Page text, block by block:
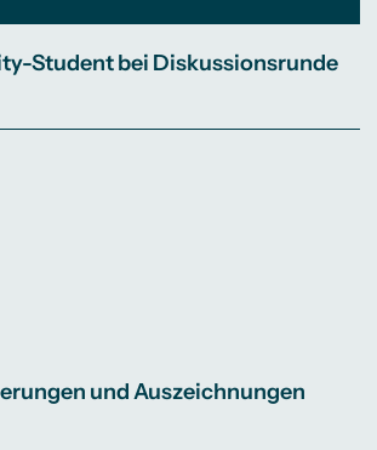
Student bei Diskussionsrunde
und Auszeichnungen